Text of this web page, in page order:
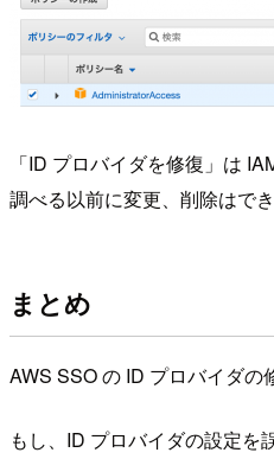
「ID プロバイダを修復」は
調べる以前に変更、削除はでき
まとめ
AWS SSO の ID プロバイダの
もし、ID プロバイダの設定を